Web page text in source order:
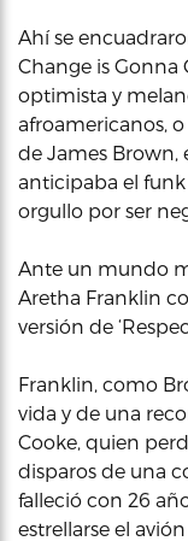
Ahí se
Change is Gonna
optimista y
afroamericanos, o
de James Brown,
anticipaba el funk
orgullo por ser
Ante un mundo
Aretha Franklin
versión de
Franklin, como
vida y de una
Cooke, quien
disparos de una
falleció con 26
estrellarse el